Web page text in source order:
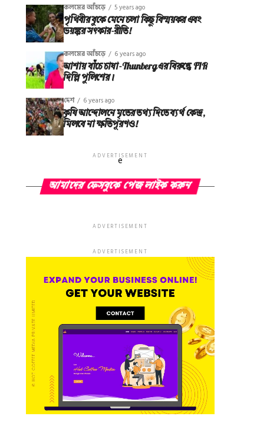
কলমের আঁচড়ে 5 years ago
পৃথিবীর বুকে মেনে চলা কিছু বিস্ময়কর এবং
ভয়ঙ্কর সত্‍কার-রীতি!
কলমের আঁচড়ে 6 years ago
আশায় বাঁচে চাষা-Thunberg এর বিরুদ্ধে FIR
দিল্লি পুলিশের।
দেশ 6 years ago
কৃষি আন্দোলনে মৃতের তথ‌্য দিতে ব্যর্থ কেন্দ্র,
মিলবে না ক্ষতিপূরণও!
ADVERTISEMENT
e
আমাদের ফেসবুকে পেজ লাইক করুন
ADVERTISEMENT
ADVERTISEMENT